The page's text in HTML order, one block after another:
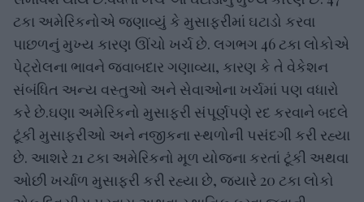
ટકા અમેરિકનોએ જણાવ્યું કે મુસાફરીમાં ઘટાડો કરવા
પાછળનું મુખ્ય કારણ ઊંચો ખર્ચ છે. લગભગ 46 ટકા લોકોએ
પેટ્રોલના ભાવને જવાબદાર ગણાવ્યા, કારણ કે તે વેકેશન
સંબંધિત અન્ય વસ્તુઓ અને સેવાઓના ખર્ચમાં પણ વધારો
કરે છે.ઘણા અમેરિકનો મુસાફરી સંપૂર્ણપણે રદ કરવાને બદલે
ટૂંકી મુસાફરીઓ અને નજીકના સ્થળોની પસંદગી કરી રહ્યા
છે. આશરે 21 ટકા અમેરિકનો મૂળ યોજના કરતાં ટૂંકી અથવા
ઓછી ખર્ચાળ મુસાફરી કરી રહ્યા છે, જ્યારે 20 ટકા લોકો